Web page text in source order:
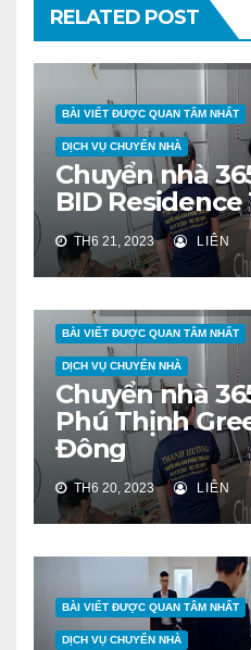
RELATED POST
BÀI VIẾT ĐƯỢC QUAN TÂM NHẤT
DỊCH VỤ CHUYỂN NHÀ
Chuyển nhà
BID Residence
TH6 21, 2023 LIÊN
BÀI VIẾT ĐƯỢC QUAN TÂM NHẤT
DỊCH VỤ CHUYỂN NHÀ
Chuyển nhà
Phú Thịnh
Đông
TH6 20, 2023 LIÊN
BÀI VIẾT ĐƯỢC QUAN TÂM NHẤT
DỊCH VỤ CHUYỂN NHÀ